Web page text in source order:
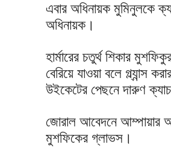
এবার অধিনায়ক মুমিনুলকে
অধিনায়ক।
হার্মারের চতুর্থ শিকার
বেরিয়ে যাওয়া বলে গ্ল্যান্স
উইকেটের পেছনে দারুণ
জোরাল আবেদনে আম্পায়ার
মুশফিকের গ্লাভস।